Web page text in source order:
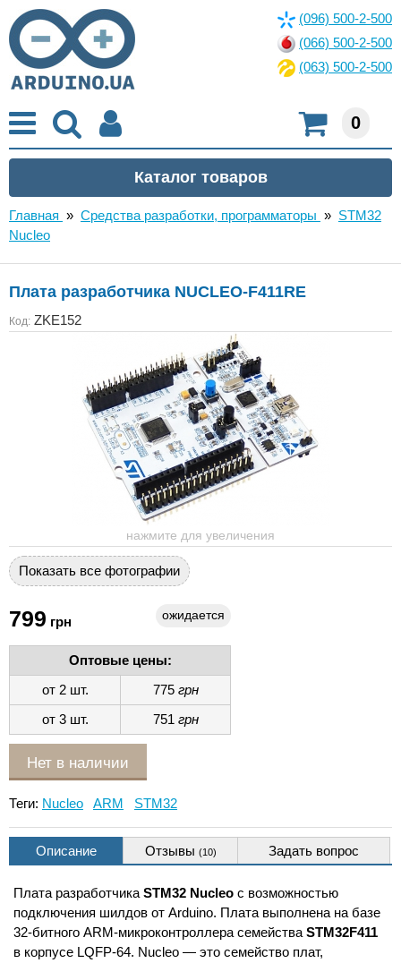
(096) 500-2-500
(066) 500-2-500
(063) 500-2-500
0
Главная » Средства разработки, программаторы » STM32
Nucleo
Плата разработчика NUCLEO-F411RE
Код: ZKE152
нажмите для увеличения
Показать все фотографии
799 грн ожидается
Оптовые цены:
от 2 шт.
775грн
от 3 шт.
751 грн
Нет в наличии
Теги: Nucleo ARM STM32
Описание Отзывы (10) Задать вопрос
Плата разработчика STM32 Nucleo с возможностью
подключения шилдов от Arduino. Плата выполнена на базе
32-битного ARM-микроконтроллера семейства STM32F411
в корпусе LQFP-64. Nucleo — это семейство плат,